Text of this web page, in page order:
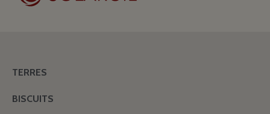
TERRES
BISCUITS